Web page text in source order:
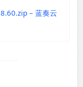
– 蓝奏云